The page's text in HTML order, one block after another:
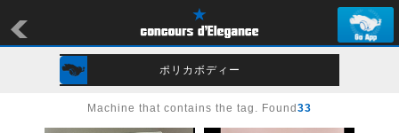
ポリカボディー
Machine that contains the tag. Found 33